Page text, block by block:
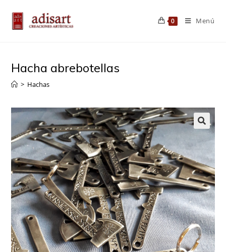
contenido
0 Menú
Hacha abrebotellas
> Hachas